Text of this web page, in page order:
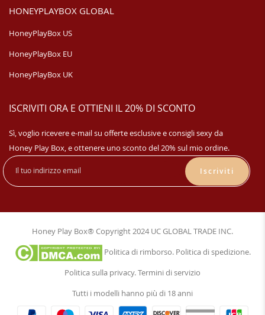
HONEYPLAYBOX GLOBAL
HoneyPlayBox US
HoneyPlayBox EU
HoneyPlayBox UK
ISCRIVITI ORA E OTTIENI IL 20% DI SCONTO
Sì, voglio ricevere e-mail su offerte esclusive e consigli sexy da
Honey Play Box, e ottenere uno sconto del 20% sul mio ordine.
Iscriviti
Honey Play Box® Copyright 2024 UC GLOBAL TRADE INC.
Politica di rimborso. Politica di spedizione.
Politica sulla privacy.Termini di servizio
Tutti i modelli hanno più di 18 anni